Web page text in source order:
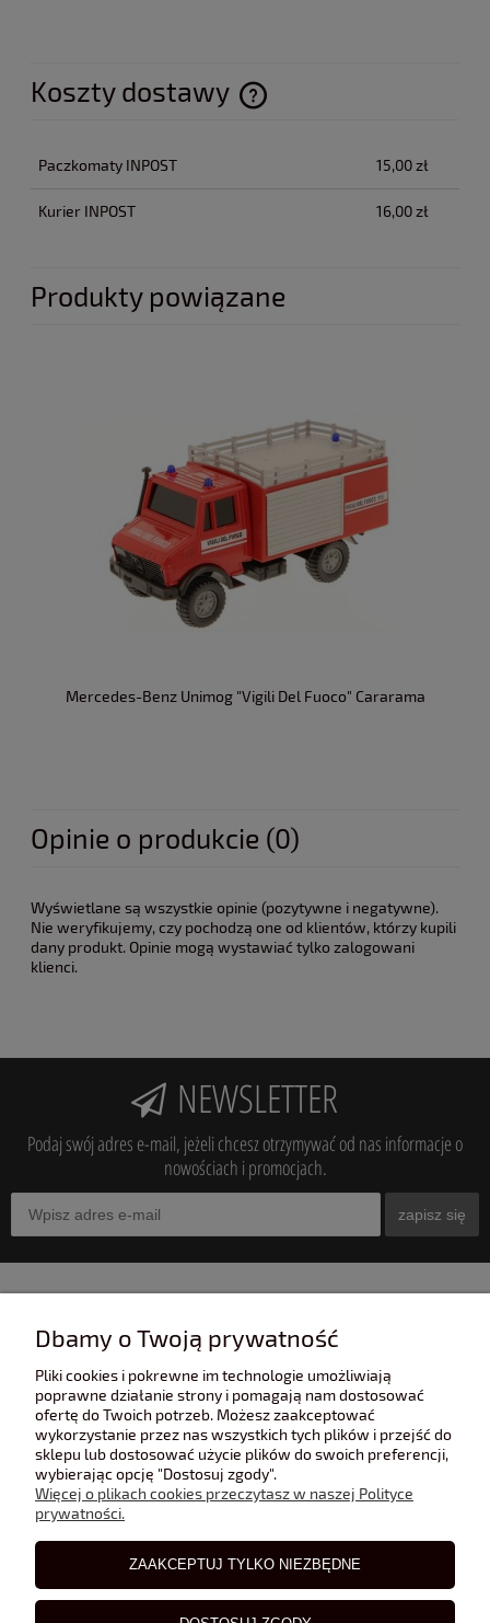
Koszty dostawy
Cena nie zawiera ewentualnych kosztów płatności
Paczkomaty INPOST 15,00 zł
Kurier INPOST 16,00 zł
Produkty powiązane
Mercedes-Benz Unimog "Vigili Del Fuoco" Cararama
Opinie o produkcie (0)
Wyświetlane są wszystkie opinie (pozytywne i negatywne).
Nie weryfikujemy, czy pochodzą one od klientów, którzy kupili
dany produkt. Opinie mogą wystawiać tylko zalogowani
klienci.
NEWSLETTER
Podaj swój adres e-mail, jeżeli chcesz otrzymywać od nas informacje o
nowościach i promocjach.
zapisz się
POMOC
POLECANE STRONY
BLOG
Dbamy o Twoją prywatność
Pliki cookies i pokrewne im technologie umożliwiają
poprawne działanie strony i pomagają nam dostosować
ofertę do Twoich potrzeb. Możesz zaakceptować
wykorzystanie przez nas wszystkich tych plików i przejść do
sklepu lub dostosować użycie plików do swoich preferencji,
wybierając opcję "Dostosuj zgody".
Więcej o plikach cookies przeczytasz w naszej Polityce
prywatności.
ZAAKCEPTUJ TYLKO NIEZBĘDNE